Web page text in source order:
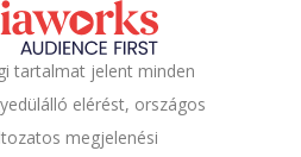
tartalmat jelent minden
elérést, országos
megjelenési